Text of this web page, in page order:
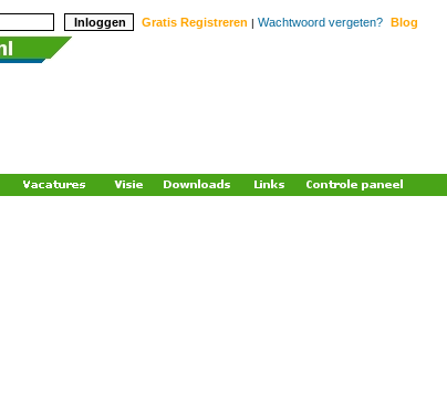
Gratis Registreren | Wachtwoord vergeten? Blog